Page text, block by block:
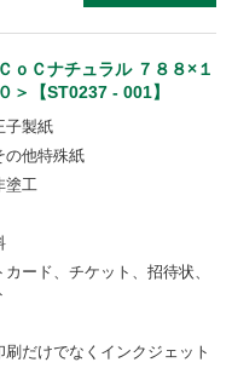
ｏＣナチュラル ７８８×１
＞【ST0237 - 001】
子製紙
の他特殊紙
工
ード、チケット、招待状、
刷だけでなくインクジェット